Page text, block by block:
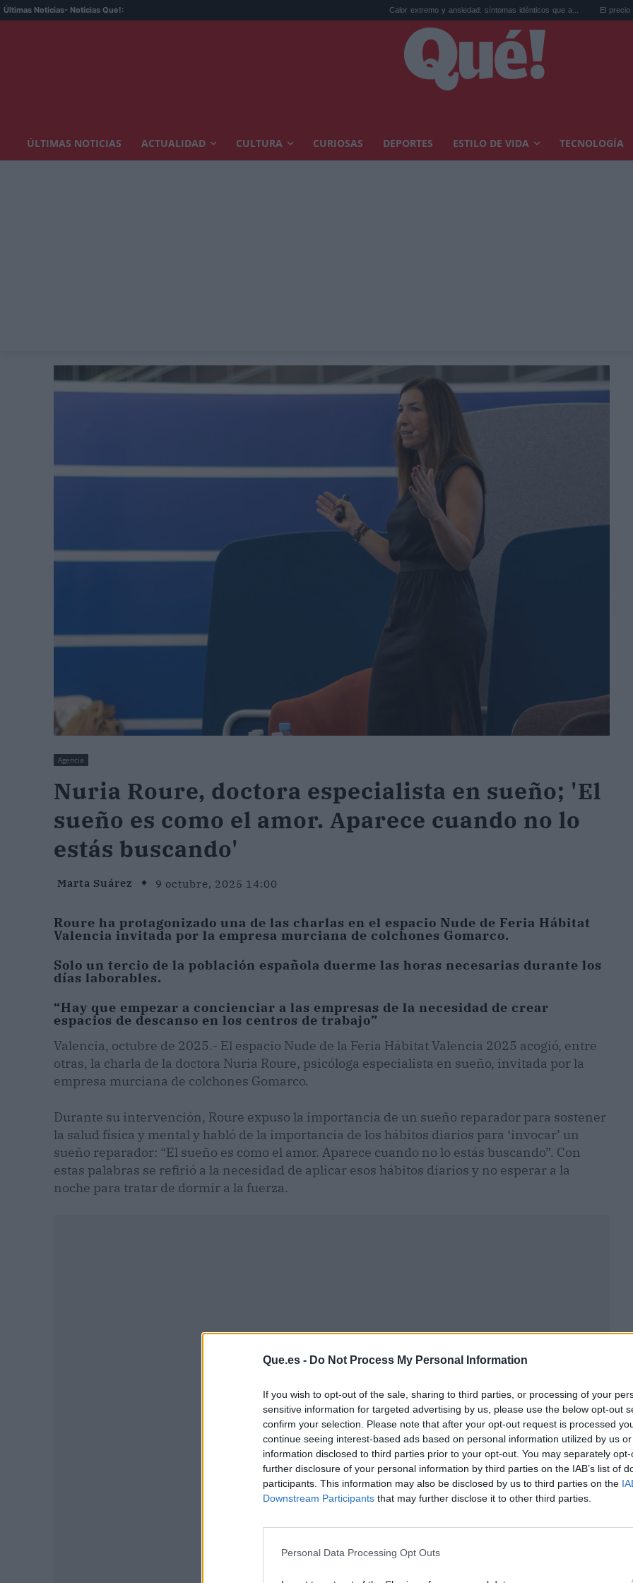
Que.es - Do Not Process My Personal Information
If you wish to opt-out of the sale, sharing to third parties, or processing of your
sensitive information for targeted advertising by us, please use the below opt-out
confirm your selection. Please note that after your opt-out request is processed
continue seeing interest-based ads based on personal information utilized by us
information disclosed to third parties prior to your opt-out. You may separately
further disclosure of your personal information by third parties on the IAB’s list of
participants. This information may also be disclosed by us to third parties on the
Downstream Participants that may further disclose it to other third parties.
Personal Data Processing Opt Outs
Últimas Noticias- Noticias Que!: Calor extremo y ansiedad: síntomas idénticos que a... El precio de la vivienda
ÚLTIMAS NOTICIAS ACTUALIDAD CULTURA CURIOSAS DEPORTES ESTILO DE VIDA TECNOLOGÍA
Agencia
Nuria Roure, doctora especialista en sueño; 'El
sueño es como el amor. Aparece cuando no lo
estás buscando'
Marta Suárez 9 octubre, 2025 14:00
Roure ha protagonizado una de las charlas en el espacio Nude de Feria Hábitat
Valencia invitada por la empresa murciana de colchones Gomarco.
Solo un tercio de la población española duerme las horas necesarias durante los
días laborables.
“Hay que empezar a concienciar a las empresas de la necesidad de crear
espacios de descanso en los centros de trabajo”
Valencia, octubre de 2025.- El espacio Nude de la Feria Hábitat Valencia 2025 acogió, entre
otras, la charla de la doctora Nuria Roure, psicóloga especialista en sueño, invitada por la
empresa murciana de colchones Gomarco.
Durante su intervención, Roure expuso la importancia de un sueño reparador para sostener
la salud física y mental y habló de la importancia de los hábitos diarios para ‘invocar’ un
sueño reparador: “El sueño es como el amor. Aparece cuando no lo estás buscando”. Con
estas palabras se refirió a la necesidad de aplicar esos hábitos diarios y no esperar a la
noche para tratar de dormir a la fuerza.
Publicidad